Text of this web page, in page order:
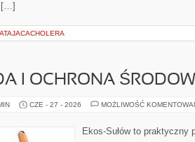
[…]
I OCHRONA
CZE - 27 - 2026 MOŻLIWOŚĆ
Ekos-Sułów to praktyczny